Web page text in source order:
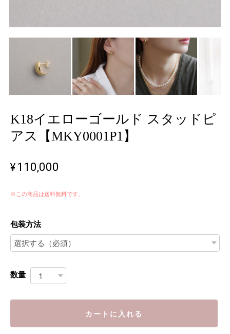
K18イエローゴールド スタッドピ
アス【MKY0001P1】
¥110,000
※この商品は送料無料です。
包装方法
数量
カートに入れる